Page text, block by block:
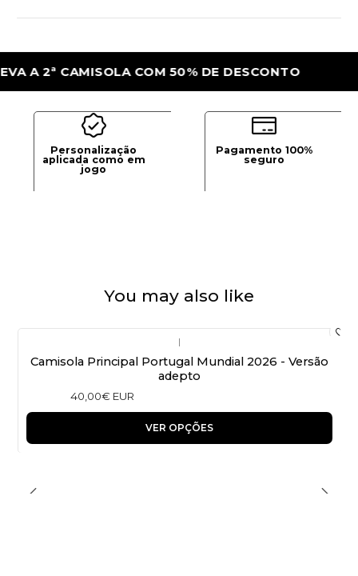
CAMISOLA COM 50% DE DESCONTO
Personalização
aplicada como em
jogo
Pagamento 100%
seguro
You may also like
|
Camisola Principal Portugal Mundial 2026 - Versão
adepto
40,00€ EUR
VER OPÇÕES